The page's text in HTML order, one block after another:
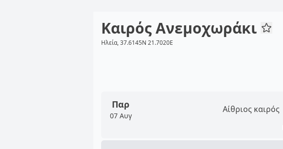
Καιρός Ανεμοχωράκι
Ηλεία, 37.6145N 21.7020E
Παρ
07 Αυγ
Αίθριος καιρός